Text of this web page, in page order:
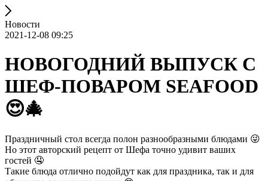
Новости
2021-12-08 09:25
НОВОГОДНИЙ ВЫПУСК С
ШЕФ-ПОВАРОМ SEAFOOD
😍🎄
Праздничный стол всегда полон разнообразными блюдами 😜
Но этот авторский рецепт от Шефа точно удивит ваших
гостей 🤤
Такие блюда отлично подойдут как для праздника, так и для